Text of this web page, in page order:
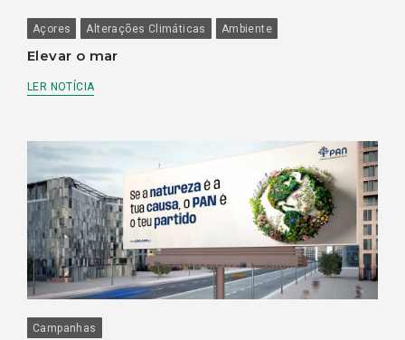
Açores Alterações Climáticas Ambiente
Elevar o mar
LER NOTÍCIA
Campanhas